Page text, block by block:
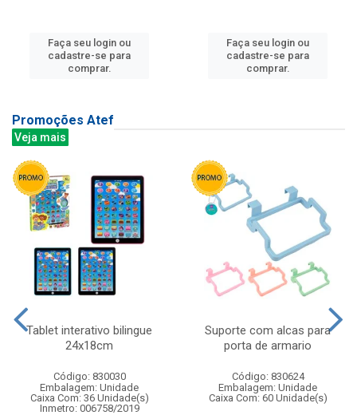
Faça seu login ou
cadastre-se para
comprar.
Faça seu login ou
cadastre-se para
comprar.
Promoções Atef
Veja mais
Tablet interativo bilingue
24x18cm
Código: 830030
Embalagem: Unidade
Caixa Com: 36 Unidade(s)
Inmetro: 006758/2019
Suporte com alcas para
porta de armario
Código: 830624
Embalagem: Unidade
Caixa Com: 60 Unidade(s)